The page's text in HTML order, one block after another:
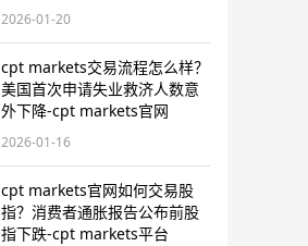
2026-01-20
cpt markets交易流程怎么样？
美国首次申请失业救济人数意
外下降-cpt markets官网
2026-01-16
cpt markets官网如何交易股
指？消费者通胀报告公布前股
指下跌-cpt markets平台